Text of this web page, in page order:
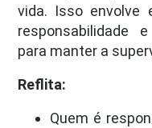
vida. Isso envolve
responsabilidade
para manter a
Reflita:
Quem é